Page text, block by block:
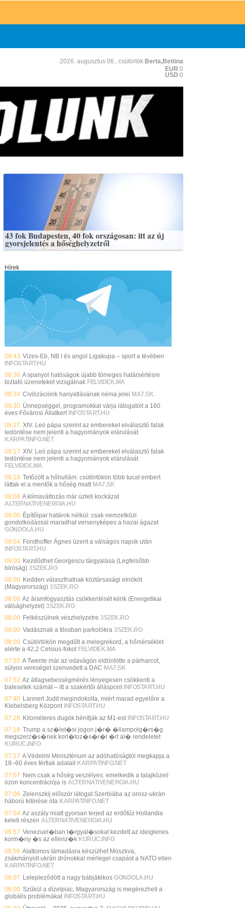
2026. augusztus 06., csütörtök Berta,Bettina
EUR:0
USD:0
43 fok Budapesten, 40 fok országosan: itt az új
gyorsjelentés a hőséghelyzetről
Hírek
08:43 Vizes-Eb, NB I és angol Ligakupa – sport a tévében
INFOSTART.HU
08:36 A spanyol hatóságok újabb tömeges határsértésre
biztató üzeneteket vizsgálnak FELVIDEK.MA
08:34 Civilizációnk hanyatlásának néma jelei MA7.SK
08:30 Ünnepséggel, programokkal várja látogatóit a 160
éves Fővárosi Állatkert INFOSTART.HU
08:27 XIV. Leó pápa szerint az embereket elválasztó falak
ledöntése nem jelenti a hagyományok elárulását
KARPATINFO.NET
08:17 XIV. Leó pápa szerint az embereket elválasztó falak
ledöntése nem jelenti a hagyományok elárulását
FELVIDEK.MA
08:16 Tetőzött a hőhullám: csütörtökön több tucat embert
láttak el a mentők a hőség miatt MA7.SK
08:08 A klímaváltozás már üzleti kockázat
ALTERNATIVENERGIA.HU
08:06 Építőipar határok nélkül: csak nemzetközi
gondolkodással maradhat versenyképes a hazai ágazat
GONDOLA.HU
08:04 Forsthoffer Ágnes üzent a válságos napok után
INFOSTART.HU
08:00 Kezdődhet Georgescu tárgyalása (Legfelsőbb
bíróság) 3SZEK.RO
08:00 Kedden választhatnak köztársasági elnököt
(Magyarország) 3SZEK.RO
08:00 Az áramfogyasztás csökkentését kérik (Energetikai
válsághelyzet) 3SZEK.RO
08:00 Felkészülnek vészhelyzetre 3SZEK.RO
08:00 Vadásznak a tilosban parkolókra 3SZEK.RO
08:00 Csütörtökön megdőlt a melegrekord, a hőmérséklet
elérte a 42,2 Celsius-fokot FELVIDEK.MA
07:55 A Twente már az odavágón eldöntötte a párharcot,
súlyos vereséget szenvedett a DAC MA7.SK
07:52 Az átlagsebességmérés lényegesen csökkenti a
balesetek számát – itt a szakértői álláspont INFOSTART.HU
07:40 Lannert Judit megindokolta, miért marad egyelőre a
Klebelsberg Központ INFOSTART.HU
07:28 Kilométeres dugók bénítják az M1-est INFOSTART.HU
07:18 Trump a sz�let�si jogon j�r� �llampolg�rs�g
megszerz�s�nek korl�toz�s�r�l �rt al� rendeletet
KURUC.INFO
07:17 A Védelmi Minisztérium az adóhatóságtól megkapja a
18–60 éves férfiak adatait KARPATINFO.NET
07:07 Nem csak a hőség veszélyes: emelkedik a talajközeli
ózon koncentrációja is ALTERNATIVENERGIA.HU
07:06 Zelenszkij először látogat Szerbiába az orosz-ukrán
háború kitörése óta KARPATINFO.NET
07:04 Az aszály miatt gyorsan terjed az erdőtűz Hollandia
keleti részén ALTERNATIVENERGIA.HU
06:57 Venezuel�ban t�rgyal�sokat kezdett az ideiglenes
korm�ny �s az ellenz�k KURUC.INFO
06:56 Alattomos támadásra készülhet Moszkva,
zsákmányolt ukrán drónokkal mérlegel csapást a NATO ellen
KARPATINFO.NET
06:07 Lelepleződött a nagy bábjátékos GONDOLA.HU
06:00 Szűkül a dízelpiac, Magyarország is megérezheti a
globális problémákat INFOSTART.HU